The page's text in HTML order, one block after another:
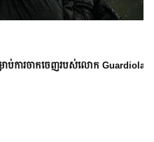
រចាកចេញរបស់លោក Guardiola